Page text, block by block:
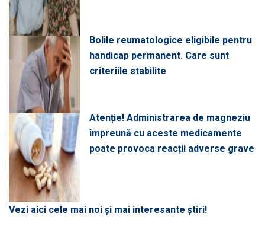
Bolile reumatologice eligibile pentru
handicap permanent. Care sunt
criteriile stabilite
Atenție! Administrarea de magneziu
împreună cu aceste medicamente
poate provoca reacții adverse grave
Vezi aici cele mai noi și mai interesante știri!